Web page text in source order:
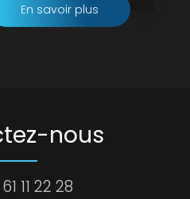
En savoir plus
nous
11 22 28